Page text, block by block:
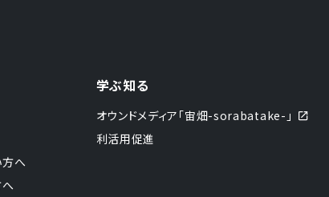
へ
学ぶ知る
オウンドメディア「宙畑-sorabatake-」
利活用促進